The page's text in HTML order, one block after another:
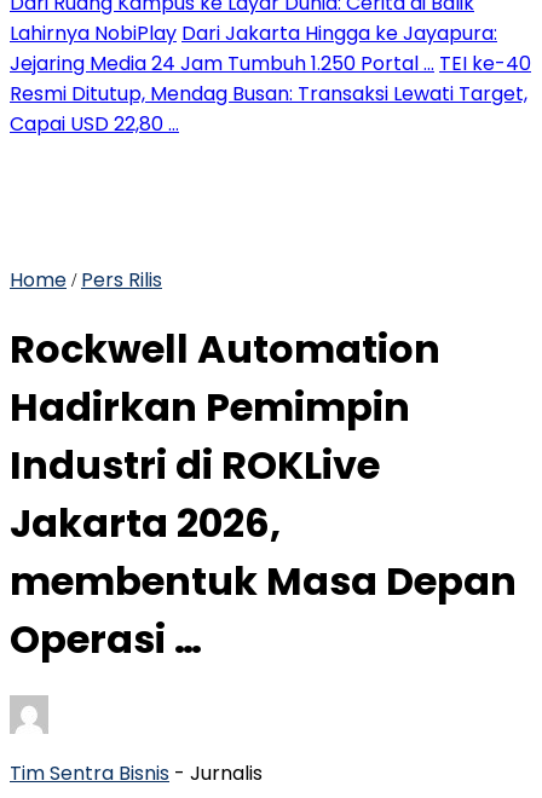
Lahirnya NobiPlay Dari Jakarta Hingga ke Jayapura:
Jejaring Media 24 Jam Tumbuh 1.250 Portal … TEI ke-40
Resmi Ditutup, Mendag Busan: Transaksi Lewati Target,
Capai USD 22,80 …
Home / Pers Rilis
Rockwell Automation
Hadirkan Pemimpin
Industri di ROKLive
Jakarta 2026,
membentuk Masa Depan
Operasi …
Tim Sentra Bisnis - Jurnalis